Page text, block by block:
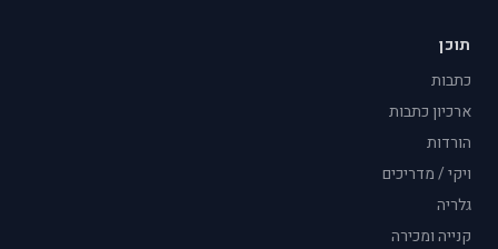
תוכן
כתבות
ארכיון כתבות
הורדות
ויקי / מדריכים
גלריה
קנייה ומכירה